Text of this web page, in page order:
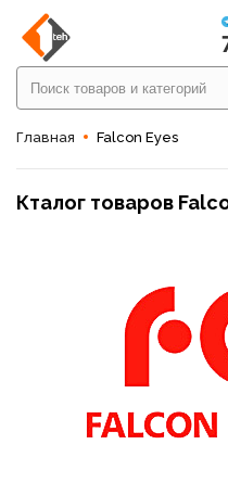
Главная Falcon Eyes
Кталог товаров